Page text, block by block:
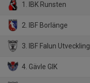
1. IBK Runsten
2. IBF Borlänge
3. IBF Falun Utveckling Vit
4. Gävle GIK